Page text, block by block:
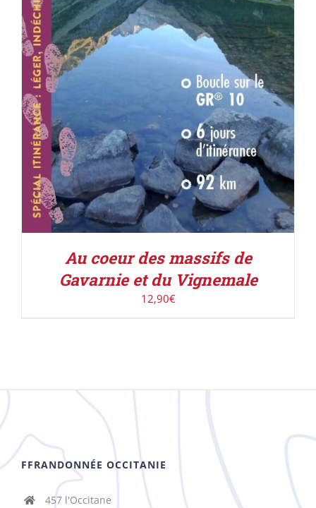
Au coeur des massifs de
Gavarnie et du Vignemale
12,90€
FFRANDONNÉE OCCITANIE
457 l'Occitane